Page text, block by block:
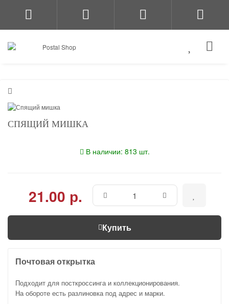
СПЯЩИЙ МИШКА
В наличии: 813 шт.
21.00 р.
Купить
Почтовая открытка
Подходит для посткроссинга и коллекционирования.
На обороте есть разлиновка под адрес и марки.